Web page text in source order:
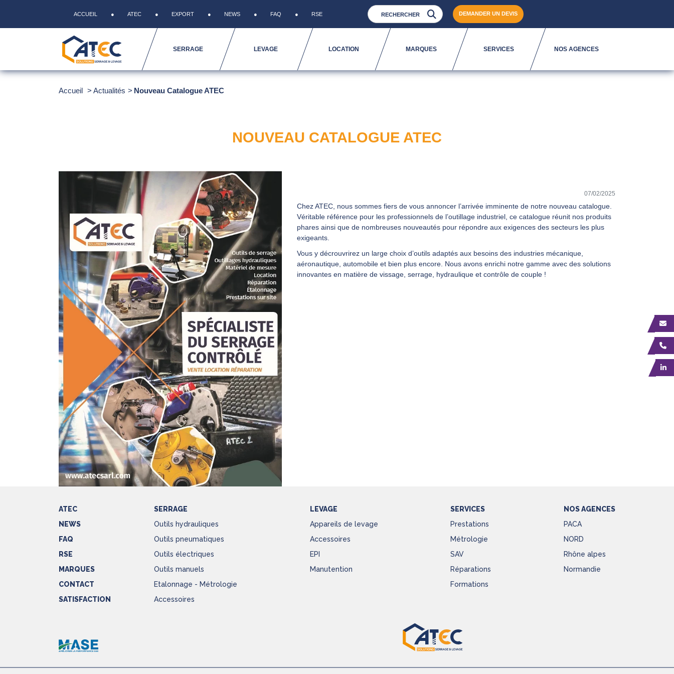
ACCUEIL ATEC EXPORT NEWS FAQ RSE DEMANDER UN DEVIS
SERRAGE LEVAGE LOCATION MARQUES SERVICES NOS AGENCES
Accueil Actualités Nouveau Catalogue ATEC
NOUVEAU CATALOGUE ATEC
07/02/2025
Chez ATEC, nous sommes fiers de vous annoncer l’arrivée imminente de notre nouveau catalogue
Véritable référence pour les professionnels de l’outillage industriel, ce catalogue réunit nos produits
phares ainsi que de nombreuses nouveautés pour répondre aux exigences des secteurs les plus
exigeants.
Vous y décrouvrirez un large choix d’outils adaptés aux besoins des industries mécanique,
aéronautique, automobile et bien plus encore. Nous avons enrichi notre gamme avec des solutions
innovantes en matière de vissage, serrage, hydraulique et contrôle de couple !
ATEC
NEWS
FAQ
RSE
MARQUES
CONTACT
SATISFACTION
SERRAGE
Outils hydrauliques
Outils pneumatiques
Outils électriques
Outils manuels
Etalonnage - Métrologie
Accessoires
LEVAGE
Appareils de levage
Accessoires
EPI
Manutention
SERVICES
Prestations
Métrologie
SAV
Réparations
Formations
NOS AGENCES
PACA
NORD
Rhône alpes
Normandie